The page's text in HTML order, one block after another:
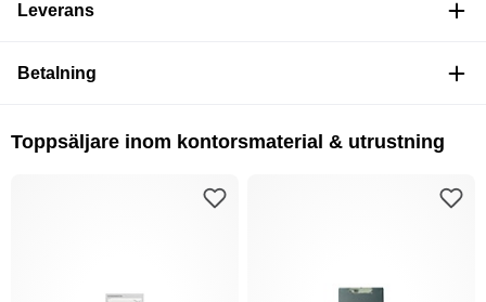
Leverans
Betalning
Toppsäljare inom kontorsmaterial & utrustning